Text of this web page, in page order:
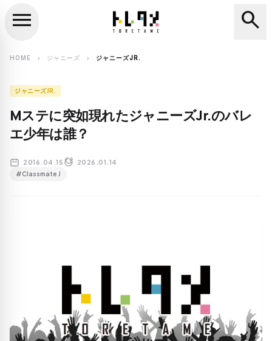
search
menu search
HOME chevron_right ジャニーズ chevron_right ジャニーズJR.
ジャニーズJR.
Mステに突如現れたジャニーズJr.のバレ
エ少年は誰？
2016.04.15 2026.01.14
#Classmate J